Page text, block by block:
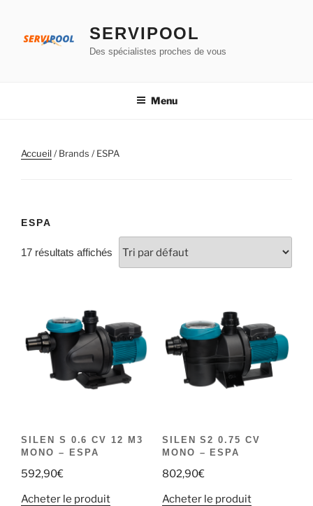
contenu
SERVIPOOL
Des spécialistes proches de vous
Menu
Accueil/ Brands / ESPA
ESPA
17 résultats affichés
SILEN S 0.6 CV 12 M3
MONO – ESPA
592,90€
Acheter le produit
SILEN S2 0.75 CV
MONO – ESPA
802,90€
Acheter le produit